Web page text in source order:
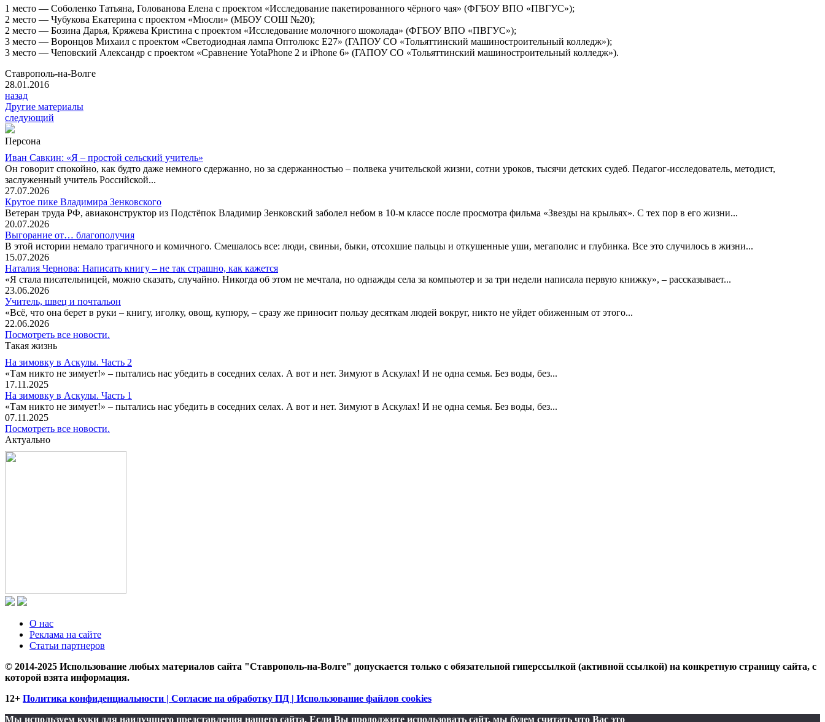
1 место — Соболенко Татьяна, Голованова Елена с проектом «Исследование пакетированного чёрного чая» (ФГБОУ ВПО «ПВГУС»);
2 место — Чубукова Екатерина с проектом «Мюсли» (МБОУ СОШ №20);
2 место — Бозина Дарья, Кряжева Кристина с проектом «Исследование молочного шоколада» (ФГБОУ ВПО «ПВГУС»);
3 место — Воронцов Михаил с проектом «Светодиодная лампа Оптолюкс Е27» (ГАПОУ СО «Тольяттинский машиностроительный колледж»);
3 место — Чеповский Александр с проектом «Сравнение YotaPhone 2 и iPhone 6» (ГАПОУ СО «Тольяттинский машиностроительный колледж»).
Ставрополь-на-Волге
28.01.2016
назад
Другие материалы
следующий
Персона
Иван Савкин: «Я – простой сельский учитель»
Он говорит спокойно, как будто даже немного сдержанно, но за сдержанностью – полвека учительской жизни, сотни уроков, тысячи детских судеб. Педагог-исследователь, методист,
заслуженный учитель Российской...
27.07.2026
Крутое пике Владимира Зенковского
Ветеран труда РФ, авиаконструктор из Подстёпок Владимир Зенковский заболел небом в 10-м классе после просмотра фильма «Звезды на крыльях». С тех пор в его жизни...
20.07.2026
Выгорание от… благополучия
В этой истории немало трагичного и комичного. Смешалось все: люди, свиньи, быки, отсохшие пальцы и откушенные уши, мегаполис и глубинка. Все это случилось в жизни...
15.07.2026
Наталия Чернова: Написать книгу – не так страшно, как кажется
«Я стала писательницей, можно сказать, случайно. Никогда об этом не мечтала, но однажды села за компьютер и за три недели написала первую книжку», – рассказывает...
23.06.2026
Учитель, швец и почтальон
«Всё, что она берет в руки – книгу, иголку, овощ, купюру, – сразу же приносит пользу десяткам людей вокруг, никто не уйдет обиженным от этого...
22.06.2026
Посмотреть все новости.
Такая жизнь
На зимовку в Аскулы. Часть 2
«Там никто не зимует!» – пытались нас убедить в соседних селах. А вот и нет. Зимуют в Аскулах! И не одна семья. Без воды, без...
17.11.2025
На зимовку в Аскулы. Часть 1
«Там никто не зимует!» – пытались нас убедить в соседних селах. А вот и нет. Зимуют в Аскулах! И не одна семья. Без воды, без...
07.11.2025
Посмотреть все новости.
Актуально
О нас
Реклама на сайте
Статьи партнеров
© 2014-2025 Использование любых материалов сайта "Ставрополь-на-Волге" допускается только с обязательной гиперссылкой (активной ссылкой) на конкретную страницу сайта, с
которой взята информация.
12+ Политика конфиденциальности | Согласие на обработку ПД | Использование файлов cookies
Мы используем куки для наилучшего представления нашего сайта. Если Вы продолжите использовать сайт, мы будем считать что Вас это